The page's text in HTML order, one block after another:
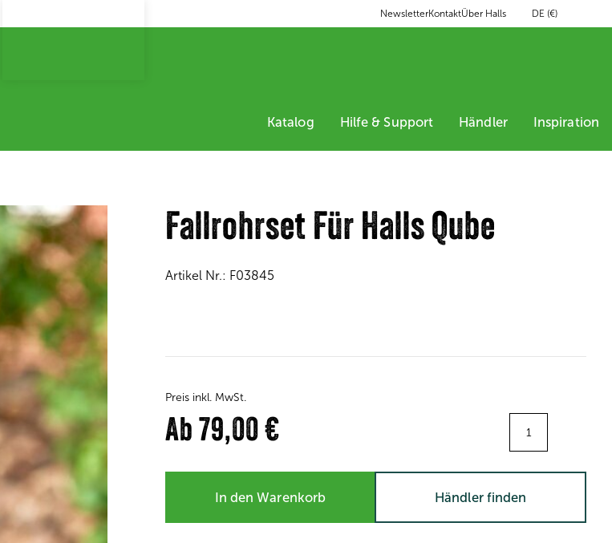
NewsletterKontaktÜber Halls DE (€)
Katalog Hilfe & Support Händler Inspiration
Fallrohrset Für Halls Qube
Artikel Nr.: F03845
Preis inkl. MwSt.
Ab 79,00 €
In den Warenkorb Händler finden